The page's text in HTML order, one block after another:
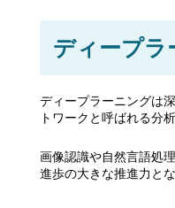
ディープラ
ディープラーニングは
トワークと呼ばれる分
画像認識や自然言語処
進歩の大きな推進力と